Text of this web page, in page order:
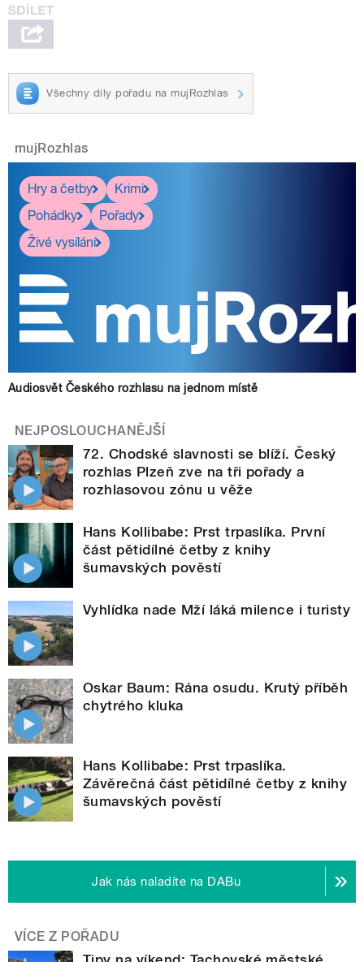
Všechny díly pořadu na mujRozhlas
mujRozhlas
Hry a četby
Krimi
Pohádky
Pořady
Živé vysílání
Audiosvět Českého rozhlasu na jednom místě
NEJPOSLOUCHANĚJŠÍ
72. Chodské slavnosti se blíží. Český
rozhlas Plzeň zve na tři pořady a
rozhlasovou zónu u věže
Hans Kollibabe: Prst trpaslíka. První
část pětidílné četby z knihy
šumavských pověstí
Vyhlídka nade Mží láká milence i turisty
Oskar Baum: Rána osudu. Krutý příběh
chytrého kluka
Hans Kollibabe: Prst trpaslíka.
Závěrečná část pětidílné četby z knihy
šumavských pověstí
Jak nás naladíte na DABu
VÍCE Z POŘADU